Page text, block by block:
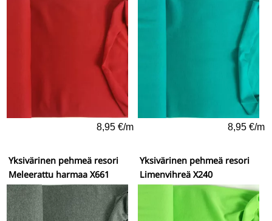
8,95 €/m 8,95 €/m
Yksivärinen pehmeä resori
Meleerattu harmaa X661
Yksivärinen pehmeä resori
Limenvihreä X240